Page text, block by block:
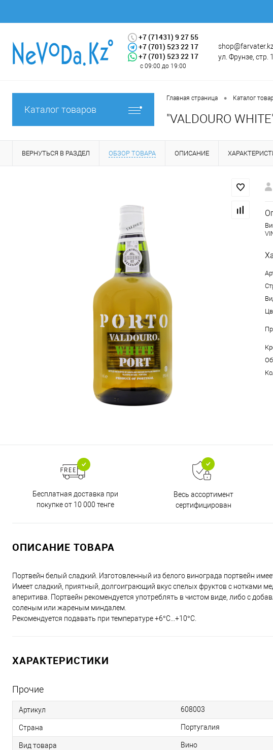
+7 (71431) 9 27 55
+7 (701) 523 22 17
+7 (701) 523 22 17
с 09:00 до 19:00
ул. Фрунзе, стр. 1
Каталог товаров
Главная страница • Каталог
"VALDOURO
ВЕРНУТЬСЯ В РАЗДЕЛ ОБЗОР ТОВАРА ОПИСАНИЕ
Бесплатная доставка при
покупке от 10 000 тенге
Весь ассортимент
сертифицирован
ОПИСАНИЕ ТОВАРА
Портвейн белый сладкий. Изготовленный из белого винограда портвейн
Имеет сладкий, приятный, долгоиграющий вкус спелых фруктов с нотками
аперитива. Портвейн рекомендуется употреблять в чистом виде, либо с
соленым или жареным миндалем.
Рекомендуется подавать при температуре +6°С...+10°С.
ХАРАКТЕРИСТИКИ
Прочие
Артикул 608003
Страна Португалия
Вид товара Вино